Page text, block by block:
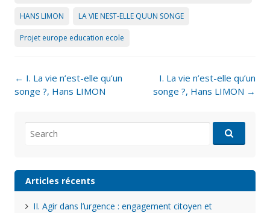
HANS LIMON LA VIE NEST-ELLE QUUN SONGE
Projet europe education ecole
Post
navigation
← I. La vie n’est-elle qu’un
songe ?, Hans LIMON
I. La vie n’est-elle qu’un
songe ?, Hans LIMON →
for:
Articles récents
II. Agir dans l’urgence : engagement citoyen et